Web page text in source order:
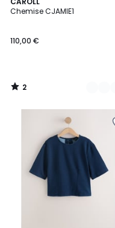
Chemise CJAMIE1
110,00 €
/
2
Couleurs
2
/